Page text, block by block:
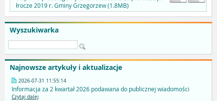
Wyszukiwarka
Najnowsze artykuły i aktualizacje
2026-07-31 11:55:14
Informacja za 2 kwartał 2026 podawana do publicznej wiadomości
Czytaj dalej
łrocze 2019 r. Gminy Grzegorzew (1.8MB)